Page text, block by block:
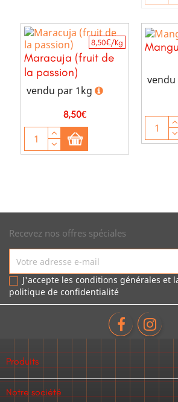
Maracuja (fruit de
la passion)
8,50€/Kg
vendu par 1kg
Prix
8,50€
vendu
Recevez nos offres spéciales
J'accepte les conditions générales et
politique de confidentialité
Produits
Notre société